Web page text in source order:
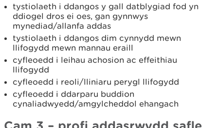
tystiolaeth i ddangos y gall datblygiad fod yn
ddiogel dros ei oes, gan gynnwys
mynediad/allanfa addas
tystiolaeth i ddangos dim cynnydd mewn
llifogydd mewn mannau eraill
cyfleoedd i leihau achosion ac effeithiau
llifogydd
cyfleoedd i reoli/lliniaru perygl llifogydd
cyfleoedd i ddarparu buddion
cynaliadwyedd/amgylcheddol ehangach